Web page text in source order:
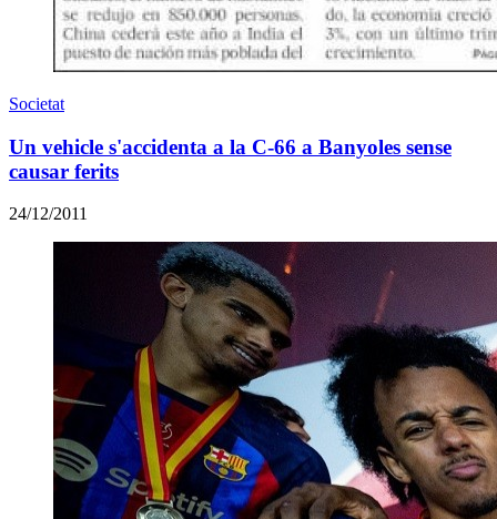
Societat
Un vehicle s'accidenta a la C-66 a Banyoles sense
causar ferits
24/12/2011